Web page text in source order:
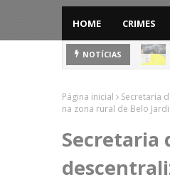
HOME CRIMES
NOTÍCIAS
Página inicial
Secretaria
na zona rural de Belo
Secretaria